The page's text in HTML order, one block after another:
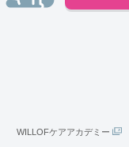
WILLOFケアアカデミー